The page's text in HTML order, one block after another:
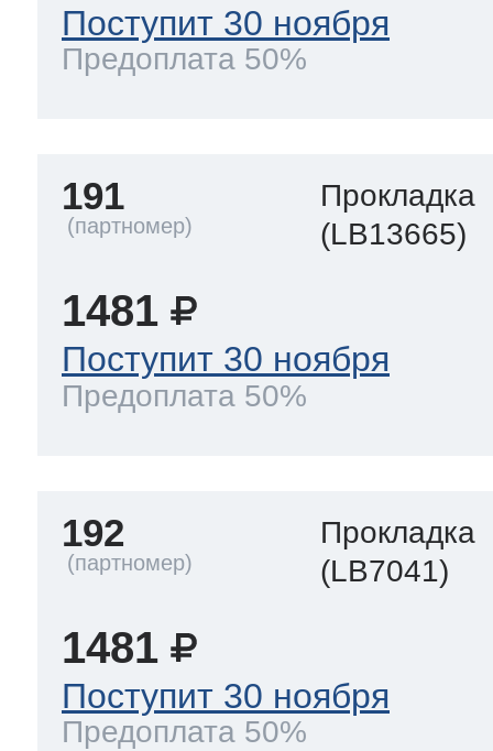
Поступит 30 ноября
Предоплата 50%
191
Прокладка
(LB13665)
1481
Поступит 30 ноября
Предоплата 50%
192
Прокладка
(LB7041)
1481
Поступит 30 ноября
Предоплата 50%